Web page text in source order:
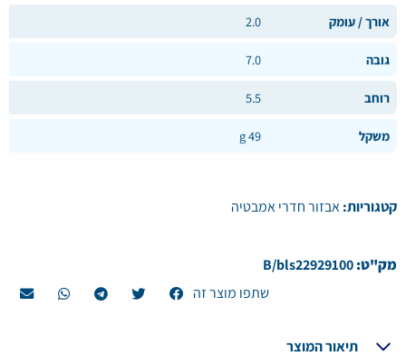
אורך / עומק 2.0
גובה 7.0
רוחב 5.5
משקל 49 g
קטגוריות:אבזור חדרי אמבטיה
מק"ט:B/bls22929100
שתפו מוצר זה
תיאור המוצר